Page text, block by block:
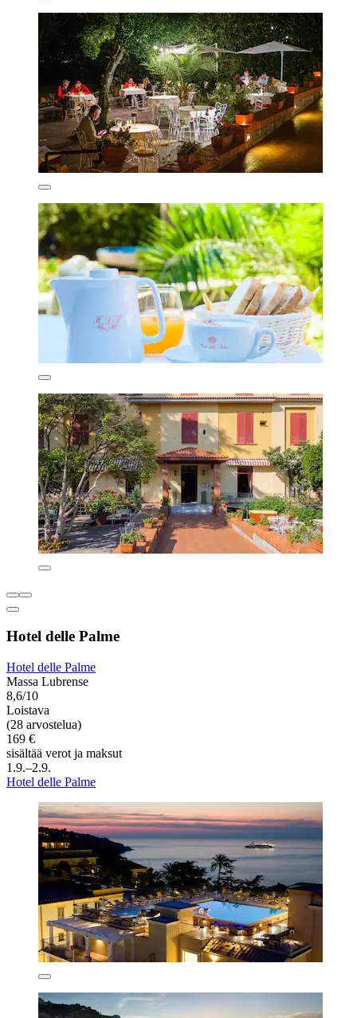
Hotel delle Palme
Hotel delle Palme
Massa Lubrense
8,6/10
Loistava
(28 arvostelua)
169 €
sisältää verot ja maksut
1.9.–2.9.
Hotel delle Palme